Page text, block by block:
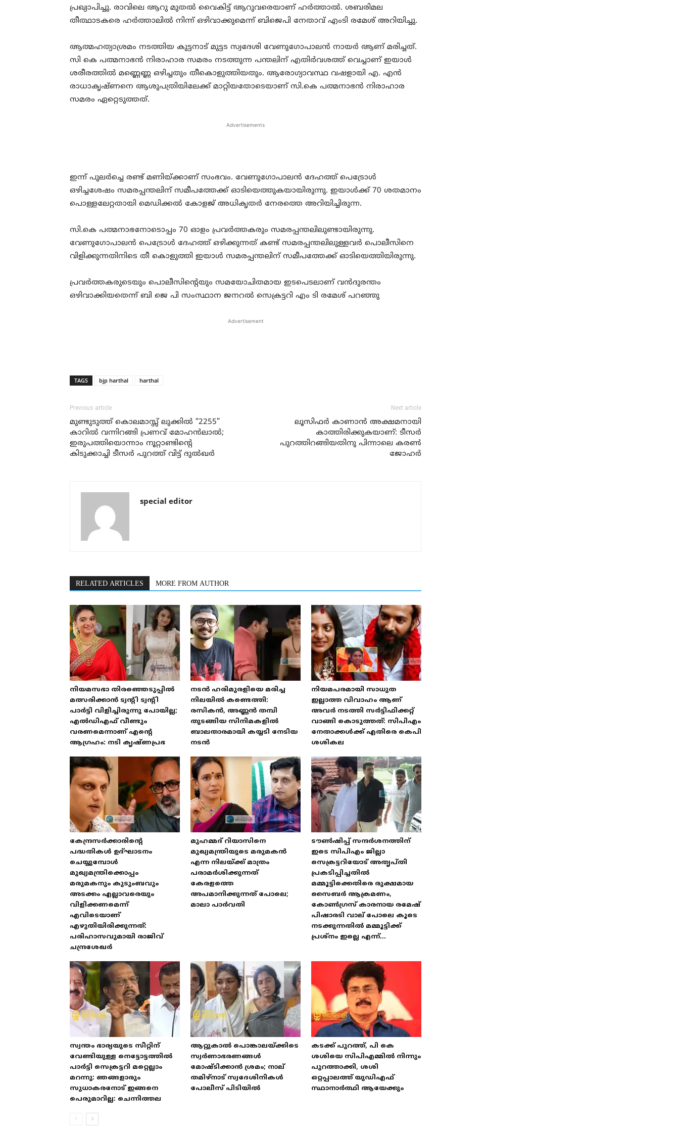
പ്രഖ്യാപിച്ചു. രാവിലെ ആറു മുതല്‍ വൈകിട്ട് ആറുവരെയാണ് ഹര്‍ത്താല്‍. ശബരിമല
തീത്ഥാടകരെ ഹര്‍ത്താലില്‍ നിന്ന് ഒഴിവാക്കുമെന്ന് ബിജെപി നേതാവ് എംടി രമേശ് അറിയിച്ചു.
ആത്മഹത്യാശ്രമം നടത്തിയ കുട്ടനാട് മുട്ടട സ്വദേശി വേണുഗോപാലന്‍ നായര്‍ ആണ് മരിച്ചത്.
സി കെ പത്മനാഭന്‍ നിരാഹാര സമരം നടത്തുന്ന പന്തലിന് എതിര്‍വശത്ത് വെച്ചാണ് ഇയാള്‍
ശരീരത്തില്‍ മണ്ണെണ്ണ ഒഴിച്ചതും തീകൊളുത്തിയതും. ആരോഗ്യാവസ്ഥ വഷളായി എ. എന്‍
രാധാകൃഷ്ണനെ ആശുപത്രിയിലേക്ക് മാറ്റിയതോടെയാണ് സി.കെ പത്മനാഭന്‍ നിരാഹാര
സമരം ഏറ്റെടുത്തത്.
Advertisements
ഇന്ന് പുലര്‍ച്ചെ രണ്ട് മണിയ്ക്കാണ് സംഭവം. വേണുഗോപാലന്‍ ദേഹത്ത് പെട്രോള്‍
ഒഴിച്ചശേഷം സമരപ്പന്തലിന് സമീപത്തേക്ക് ഓടിയെത്തുകയായിരുന്നു. ഇയാള്‍ക്ക് 70 ശതമാനം
പൊള്ളലേറ്റതായി മെഡിക്കല്‍ കോളജ് അധികൃതര്‍ നേരത്തെ അറിയിച്ചിരുന്ന.
സി.കെ പത്മനാഭനോടൊപ്പം 70 ഓളം പ്രവര്‍ത്തകരും സമരപ്പന്തലിലുണ്ടായിരുന്നു.
വേണുഗോപാലന്‍ പെട്രോള്‍ ദേഹത്ത് ഒഴിക്കുന്നത് കണ്ട് സമരപ്പന്തലിലുള്ളവര്‍ പൊലീസിനെ
വിളിക്കുന്നതിനിടെ തീ കൊളുത്തി ഇയാള്‍ സമരപ്പന്തലിന് സമീപത്തേക്ക് ഓടിയെത്തിയിരുന്നു.
പ്രവര്‍ത്തകരുടെയും പൊലീസിന്റെയും സമയോചിതമായ ഇടപെടലാണ് വന്‍ദുരന്തം
ഒഴിവാക്കിയതെന്ന് ബി ജെ പി സംസ്ഥാന ജനറല്‍ സെക്രട്ടറി എം ടി രമേശ് പറഞ്ഞു
Advertisement
TAGS bjp harthal harthal
Previous article
മുണ്ടുടുത്ത് കൊലമാസ്സ് ലുക്കില്‍ “2255”
കാറില്‍ വന്നിറങ്ങി പ്രണവ് മോഹന്‍ലാല്‍;
ഇരുപത്തിയൊന്നാം നൂറ്റാണ്ടിന്റെ
കിടുക്കാച്ചി ടീസര്‍ പുറത്ത് വിട്ട് ദുല്‍ഖര്‍
Next article
ലൂസിഫര്‍ കാണാന്‍ അക്ഷമനായി
കാത്തിരിക്കുകയാണ്: ടീസര്‍
പുറത്തിറങ്ങിയതിനു പിന്നാലെ കരണ്‍
ജോഹര്‍
special editor
RELATED ARTICLES MORE FROM AUTHOR
നിയമസഭാ തിരഞ്ഞെടുപ്പിൽ
മത്സരിക്കാൻ ട്വന്റി ട്വന്റി
പാർട്ടി വിളിച്ചിരുന്നു പോയില്ല;
എൽഡിഎഫ് വീണ്ടും
വരണമെന്നാണ് എന്റെ
ആഗ്രഹം: നടി കൃഷ്ണപ്രഭ
നടൻ ഹരിമുരളിയെ മരിച്ച
നിലയിൽ കണ്ടെത്തി:
രസികൻ, അണ്ണൻ തമ്പി
തുടങ്ങിയ സിനിമകളിൽ
ബാലതാരമായി കയ്യടി നേടിയ
നടൻ
നിയമപരമായി സാധുത
ഇല്ലാത്ത വിവാഹം ആണ്
അവർ നടത്തി സർട്ടിഫിക്കറ്റ്
വാങ്ങി കൊടുത്തത്: സിപിഎം
നേതാക്കൾക്ക് എതിരെ കെപി
ശശികല
കേന്ദ്രസർക്കാരിന്റെ
പദ്ധതികൾ ഉദ്ഘാടനം
ചെയ്യുമ്പോൾ
മുഖ്യമന്ത്രിക്കൊപ്പം
മരുമകനും കുടുംബവും
അടക്കം എല്ലാവരെയും
വിളിക്കണമെന്ന്
എവിടെയാണ്
എഴുതിയിരിക്കുന്നത്:
പരിഹാസവുമായി രാജിവ്
ചന്ദ്രശേഖർ
മുഹമ്മദ് റിയാസിനെ
മുഖ്യമന്ത്രിയുടെ മരുമകൻ
എന്ന നിലയ്ക്ക് മാത്രം
പരാമർശിക്കുന്നത്
കേരളത്തെ
അപമാനിക്കുന്നത് പോലെ;
മാലാ പാർവതി
ടൗൺഷിപ്പ് സന്ദർശനത്തിന്
ഇടെ സിപിഎം ജില്ലാ
സെക്രട്ടറിയോട് അതൃപ്തി
പ്രകടിപ്പിച്ചതിൽ
മമ്മൂട്ടിക്കെതിരെ രുക്ഷമായ
സൈബർ ആക്രമണം,
കോൺഗ്രസ് കാരനായ രമേഷ്
പിഷാരടി വാല് പോലെ കൂടെ
നടക്കുന്നതിൽ മമ്മൂട്ടിക്ക്
പ്രശ്‌നം ഇല്ലെ എന്ന്...
സ്വന്തം ഭാര്യയുടെ സീറ്റിന്
വേണ്ടിയുള്ള നെട്ടോട്ടത്തിൽ
പാർട്ടി സെക്രട്ടറി മറ്റെല്ലാം
മറന്നു: ഞങ്ങളാരും
സുധാകരനോട് ഇങ്ങനെ
പെരുമാറില്ല: ചെന്നിത്തല
ആറ്റുകാൽ പൊങ്കാലയ്ക്കിടെ
സ്വർണാഭരണങ്ങൾ
മോഷ്ടിക്കാൻ ശ്രമം; നാല്
തമിഴ്‌നാട് സ്വദേശിനികൾ
പോലീസ് പിടിയിൽ
കടക്ക് പുറത്ത്, പി കെ
ശശിയെ സിപിഎമ്മിൽ നിന്നും
പുറത്താക്കി, ശശി
ഒറ്റപ്പാലത്ത് യുഡിഎഫ്
സ്ഥാനാർത്ഥി ആയേക്കും